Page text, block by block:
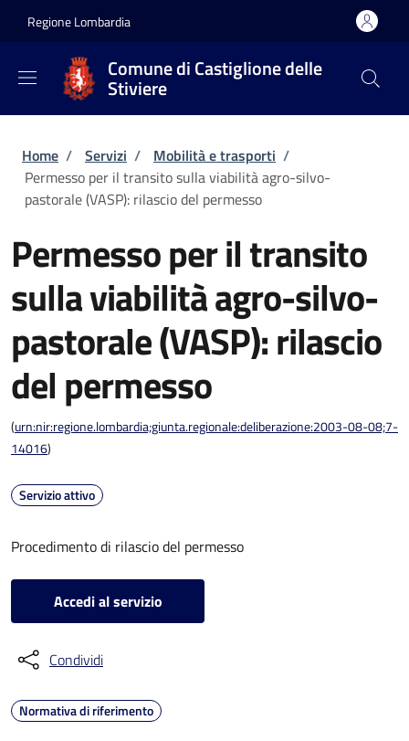
Regione Lombardia
Comune di Castiglione delle
Stiviere
Briciole di pane
Home / Servizi / Mobilità e trasporti /
Permesso per il transito sulla viabilità agro-silvo-
pastorale (VASP): rilascio del permesso
Permesso per il transito
sulla viabilità agro-silvo-
pastorale (VASP): rilascio
del permesso
(urn:nir:regione.lombardia;giunta.regionale:deliberazione:2003-08-08;7-
14016)
Servizio attivo
Procedimento di rilascio del permesso
Accedi al servizio
Condividi
Normativa di riferimento